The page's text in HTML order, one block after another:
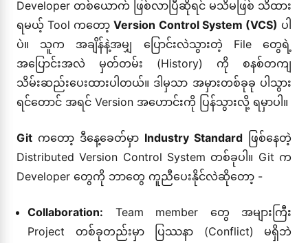
Developer တစ်ယောက် ဖြစ်လာပြီဆိုရင် မသိမဖြစ် သိထား
ရမယ့် Tool ကတော့Version Control System (VCS) ပါ
ပဲ။ သူက အချိန်နဲ့အမျှ ပြောင်းလဲသွားတဲ့ File တွေရဲ့
အပြောင်းအလဲ မှတ်တမ်း (History) ကို စနစ်တကျ
သိမ်းဆည်းပေးထားပါတယ်။ ဒါမှသာ အမှားတစ်ခုခု ပါသွား
ရင်တောင် အရင် Version အဟောင်းကို ပြန်သွားလို့ ရမှာပါ။
Git ကတော့ ဒီနေ့ခေတ်မှာ Industry Standard ဖြစ်နေတဲ့
Distributed Version Control System တစ်ခုပါ။ Git က
Developer တွေကို ဘာတွေ ကူညီပေးနိုင်လဲဆိုတော့ -
Collaboration: Team member တွေ အများကြီး
Project တစ်ခုတည်းမှာ ပြဿနာ (Conflict) မရှိဘဲ